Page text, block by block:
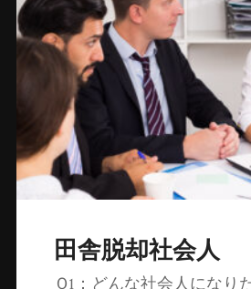
田舎脱却社会人
Ｑ1：どんな社会人になり